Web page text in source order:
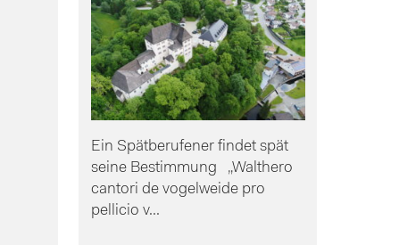
Ein Spätberufener findet spät
seine Bestimmung „Walthero
cantori de vogelweide pro
pellicio v...